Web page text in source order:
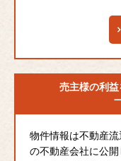
売主様の利益
物件情報は不動産
の不動産会社に公